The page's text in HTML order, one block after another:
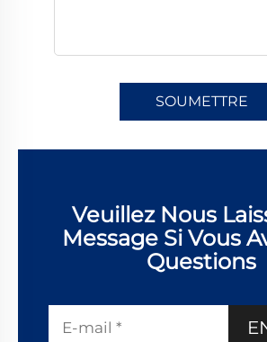
SOUMETTRE
Veuillez Nous
Message Si Vous
Questions